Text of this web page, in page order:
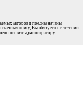
авторов и предназначены
книгу, Вы обязуетесь в течении
пишите админитратору